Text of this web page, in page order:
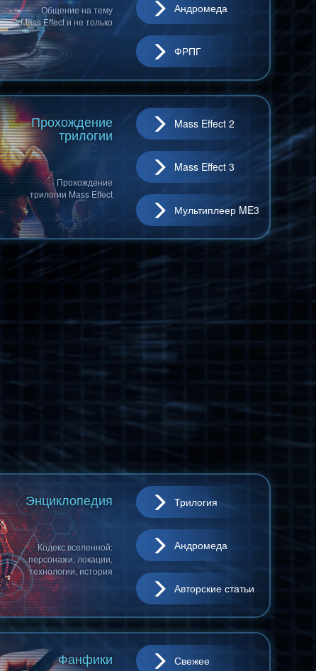
Общение на тему
Mass Effect и не только
Андромеда
ФРПГ
Прохождение
трилогии
Прохождение
трилогии Mass Effect
Mass Effect 2
Mass Effect 3
Мультиплеер ME3
Энциклопедия
Кодекс вселенной:
персонажи, локации,
технологии, история
Трилогия
Андромеда
Авторские статьи
Фанфики Свежее